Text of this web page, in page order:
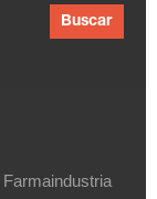
Buscar
Farmaindustria